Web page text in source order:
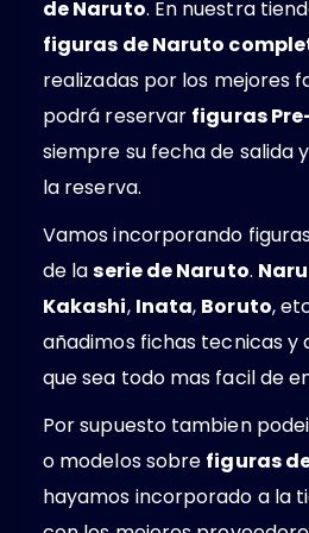
de Naruto. En nuestra
figuras de Naruto
realizadas por los mejores
podrá reservar figuras
siempre su fecha de salida
la reserva.
Vamos incorporando
de laserie de Naruto.
Kakashi, Inata, Boruto,
añadimos fichas tecnicas
que sea todo mas facil de
Por supuesto tambien
o modelos sobre figuras
hayamos incorporado a la